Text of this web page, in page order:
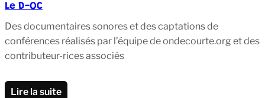
Le D-OC
Des documentaires sonores et des captations de
conférences réalisés par l’équipe de ondecourte.org et des
contributeur-rices associés
Lire la suite